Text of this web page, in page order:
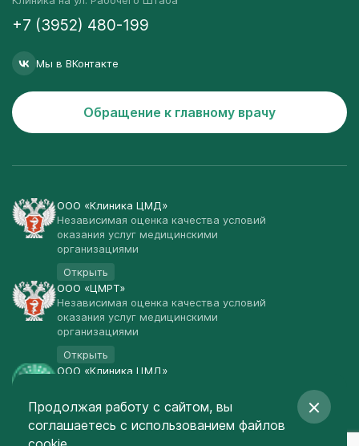
+7 (3952) 480-199
Мы в ВКонтакте
Обращение к главному врачу
ООО «Клиника ЦМД»
Независимая оценка качества условий
оказания услуг медицинскими
организациями
Открыть
ООО «ЦМРТ»
Независимая оценка качества условий
оказания услуг медицинскими
организациями
Открыть
ООО «Клиника ЦМД»
Открыть
© Клиника ЦМД 2003-2026
Продолжая работу с сайтом, вы
соглашаетесь с использованием файлов